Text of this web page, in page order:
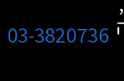
03-3820736